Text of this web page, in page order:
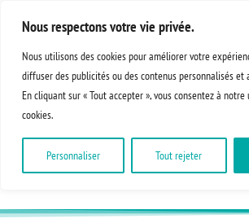
Nous respectons votre vie privée.
Nous utilisons des cookies pour améliorer votre
diffuser des publicités ou des contenus personnalisés et
En cliquant sur « Tout accepter », vous consentez à
cookies.
Personnaliser Tout rejeter